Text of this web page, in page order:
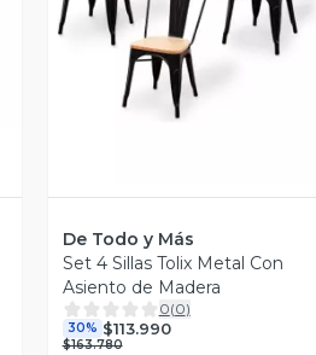
Vista Previa
De Todo y Más
Set 4 Sillas Tolix Metal Con
Asiento de Madera
0(0)
30% $113.990
$163.780